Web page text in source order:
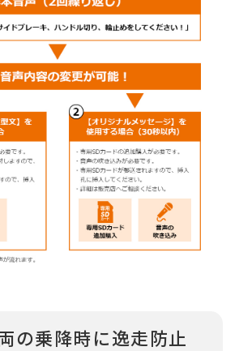
乗降時に逸走防止